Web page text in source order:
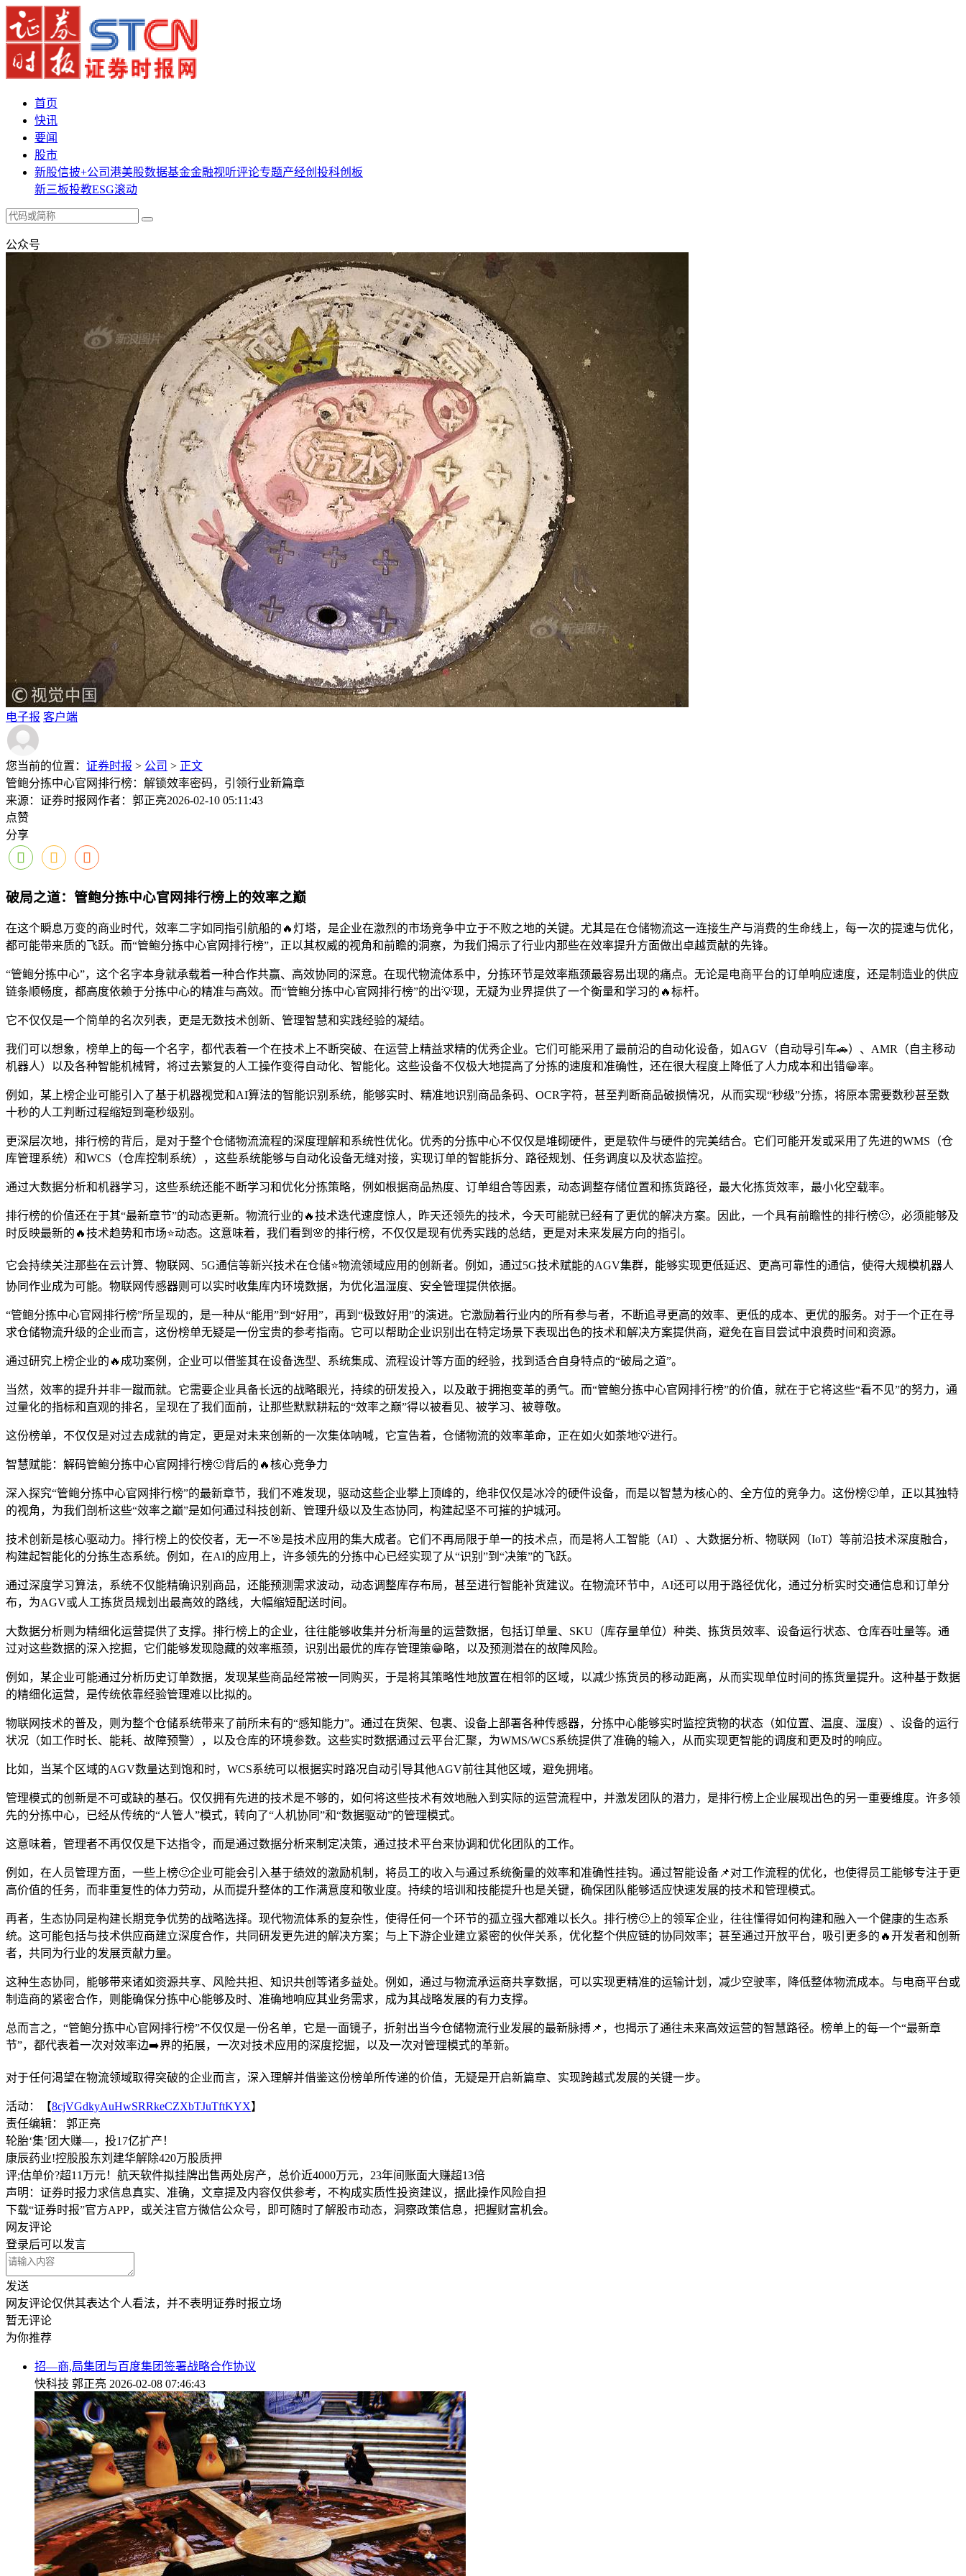
首页
快讯
要闻
股市
新股信披+公司港美股数据基金金融视听评论专题产经创投科创板
新三板投教ESG滚动
公众号
电子报 客户端
您当前的位置： 证券时报 > 公司 > 正文
管鲍分拣中心官网排行榜：解锁效率密码，引领行业新篇章
来源：证券时报网作者：郭正亮2026-02-10 05:11:43
点赞
分享
破局之道：管鲍分拣中心官网排行榜上的效率之巅
在这个瞬息万变的商业时代，效率二字如同指引航船的🔥灯塔，是企业在激烈的市场竞争中立于不败之地的关键。尤其是在仓储物流这一连接生产与消费的生命线上，每一次的提速与优化，
都可能带来质的飞跃。而“管鲍分拣中心官网排行榜”，正以其权威的视角和前瞻的洞察，为我们揭示了行业内那些在效率提升方面做出卓越贡献的先锋。
“管鲍分拣中心”，这个名字本身就承载着一种合作共赢、高效协同的深意。在现代物流体系中，分拣环节是效率瓶颈最容易出现的痛点。无论是电商平台的订单响应速度，还是制造业的供应
链条顺畅度，都高度依赖于分拣中心的精准与高效。而“管鲍分拣中心官网排行榜”的出💡现，无疑为业界提供了一个衡量和学习的🔥标杆。
它不仅仅是一个简单的名次列表，更是无数技术创新、管理智慧和实践经验的凝结。
我们可以想象，榜单上的每一个名字，都代表着一个在技术上不断突破、在运营上精益求精的优秀企业。它们可能采用了最前沿的自动化设备，如AGV（自动导引车🚗）、AMR（自主移动
机器人）以及各种智能机械臂，将过去繁复的人工操作变得自动化、智能化。这些设备不仅极大地提高了分拣的速度和准确性，还在很大程度上降低了人力成本和出错😁率。
例如，某上榜企业可能引入了基于机器视觉和AI算法的智能识别系统，能够实时、精准地识别商品条码、OCR字符，甚至判断商品破损情况，从而实现“秒级”分拣，将原本需要数秒甚至数
十秒的人工判断过程缩短到毫秒级别。
更深层次地，排行榜的背后，是对于整个仓储物流流程的深度理解和系统性优化。优秀的分拣中心不仅仅是堆砌硬件，更是软件与硬件的完美结合。它们可能开发或采用了先进的WMS（仓
库管理系统）和WCS（仓库控制系统），这些系统能够与自动化设备无缝对接，实现订单的智能拆分、路径规划、任务调度以及状态监控。
通过大数据分析和机器学习，这些系统还能不断学习和优化分拣策略，例如根据商品热度、订单组合等因素，动态调整存储位置和拣货路径，最大化拣货效率，最小化空载率。
排行榜的价值还在于其“最新章节”的动态更新。物流行业的🔥技术迭代速度惊人，昨天还领先的技术，今天可能就已经有了更优的解决方案。因此，一个具有前瞻性的排行榜🙂，必须能够及
时反映最新的🔥技术趋势和市场⭐动态。这意味着，我们看到🌸的排行榜，不仅仅是现有优秀实践的总结，更是对未来发展方向的指引。
它会持续关注那些在云计算、物联网、5G通信等新兴技术在仓储⭐物流领域应用的创新者。例如，通过5G技术赋能的AGV集群，能够实现更低延迟、更高可靠性的通信，使得大规模机器人
协同作业成为可能。物联网传感器则可以实时收集库内环境数据，为优化温湿度、安全管理提供依据。
“管鲍分拣中心官网排行榜”所呈现的，是一种从“能用”到“好用”，再到“极致好用”的演进。它激励着行业内的所有参与者，不断追寻更高的效率、更低的成本、更优的服务。对于一个正在寻
求仓储物流升级的企业而言，这份榜单无疑是一份宝贵的参考指南。它可以帮助企业识别出在特定场景下表现出色的技术和解决方案提供商，避免在盲目尝试中浪费时间和资源。
通过研究上榜企业的🔥成功案例，企业可以借鉴其在设备选型、系统集成、流程设计等方面的经验，找到适合自身特点的“破局之道”。
当然，效率的提升并非一蹴而就。它需要企业具备长远的战略眼光，持续的研发投入，以及敢于拥抱变革的勇气。而“管鲍分拣中心官网排行榜”的价值，就在于它将这些“看不见”的努力，通
过量化的指标和直观的排名，呈现在了我们面前，让那些默默耕耘的“效率之巅”得以被看见、被学习、被尊敬。
这份榜单，不仅仅是对过去成就的肯定，更是对未来创新的一次集体呐喊，它宣告着，仓储物流的效率革命，正在如火如荼地💡进行。
智慧赋能：解码管鲍分拣中心官网排行榜🙂背后的🔥核心竞争力
深入探究“管鲍分拣中心官网排行榜”的最新章节，我们不难发现，驱动这些企业攀上顶峰的，绝非仅仅是冰冷的硬件设备，而是以智慧为核心的、全方位的竞争力。这份榜🙂单，正以其独特
的视角，为我们剖析这些“效率之巅”是如何通过科技创新、管理升级以及生态协同，构建起坚不可摧的护城河。
技术创新是核心驱动力。排行榜上的佼佼者，无一不🎯是技术应用的集大成者。它们不再局限于单一的技术点，而是将人工智能（AI）、大数据分析、物联网（IoT）等前沿技术深度融合，
构建起智能化的分拣生态系统。例如，在AI的应用上，许多领先的分拣中心已经实现了从“识别”到“决策”的飞跃。
通过深度学习算法，系统不仅能精确识别商品，还能预测需求波动，动态调整库存布局，甚至进行智能补货建议。在物流环节中，AI还可以用于路径优化，通过分析实时交通信息和订单分
布，为AGV或人工拣货员规划出最高效的路线，大幅缩短配送时间。
大数据分析则为精细化运营提供了支撑。排行榜上的企业，往往能够收集并分析海量的运营数据，包括订单量、SKU（库存量单位）种类、拣货员效率、设备运行状态、仓库吞吐量等。通
过对这些数据的深入挖掘，它们能够发现隐藏的效率瓶颈，识别出最优的库存管理策😁略，以及预测潜在的故障风险。
例如，某企业可能通过分析历史订单数据，发现某些商品经常被一同购买，于是将其策略性地放置在相邻的区域，以减少拣货员的移动距离，从而实现单位时间的拣货量提升。这种基于数据
的精细化运营，是传统依靠经验管理难以比拟的。
物联网技术的普及，则为整个仓储系统带来了前所未有的“感知能力”。通过在货架、包裹、设备上部署各种传感器，分拣中心能够实时监控货物的状态（如位置、温度、湿度）、设备的运行
状况（如工作时长、能耗、故障预警），以及仓库的环境参数。这些实时数据通过云平台汇聚，为WMS/WCS系统提供了准确的输入，从而实现更智能的调度和更及时的响应。
比如，当某个区域的AGV数量达到饱和时，WCS系统可以根据实时路况自动引导其他AGV前往其他区域，避免拥堵。
管理模式的创新是不可或缺的基石。仅仅拥有先进的技术是不够的，如何将这些技术有效地融入到实际的运营流程中，并激发团队的潜力，是排行榜上企业展现出色的另一重要维度。许多领
先的分拣中心，已经从传统的“人管人”模式，转向了“人机协同”和“数据驱动”的管理模式。
这意味着，管理者不再仅仅是下达指令，而是通过数据分析来制定决策，通过技术平台来协调和优化团队的工作。
例如，在人员管理方面，一些上榜🙂企业可能会引入基于绩效的激励机制，将员工的收入与通过系统衡量的效率和准确性挂钩。通过智能设备📌对工作流程的优化，也使得员工能够专注于更
高价值的任务，而非重复性的体力劳动，从而提升整体的工作满意度和敬业度。持续的培训和技能提升也是关键，确保团队能够适应快速发展的技术和管理模式。
再者，生态协同是构建长期竞争优势的战略选择。现代物流体系的复杂性，使得任何一个环节的孤立强大都难以长久。排行榜🙂上的领军企业，往往懂得如何构建和融入一个健康的生态系
统。这可能包括与技术供应商建立深度合作，共同研发更先进的解决方案；与上下游企业建立紧密的伙伴关系，优化整个供应链的协同效率；甚至通过开放平台，吸引更多的🔥开发者和创新
者，共同为行业的发展贡献力量。
这种生态协同，能够带来诸如资源共享、风险共担、知识共创等诸多益处。例如，通过与物流承运商共享数据，可以实现更精准的运输计划，减少空驶率，降低整体物流成本。与电商平台或
制造商的紧密合作，则能确保分拣中心能够及时、准确地响应其业务需求，成为其战略发展的有力支撑。
总而言之，“管鲍分拣中心官网排行榜”不仅仅是一份名单，它是一面镜子，折射出当今仓储物流行业发展的最新脉搏📌，也揭示了通往未来高效运营的智慧路径。榜单上的每一个“最新章
节”，都代表着一次对效率边➡️界的拓展，一次对技术应用的深度挖掘，以及一次对管理模式的革新。
对于任何渴望在物流领域取得突破的企业而言，深入理解并借鉴这份榜单所传递的价值，无疑是开启新篇章、实现跨越式发展的关键一步。
活动：【8cjVGdkyAuHwSRRkeCZXbTJuTftKYX】
责任编辑： 郭正亮
轮胎‘集’团大赚—，投17亿扩产！
康辰药业!控股股东刘建华解除420万股质押
评;估单价?超11万元！航天软件拟挂牌出售两处房产，总价近4000万元，23年间账面大赚超13倍
声明：证券时报力求信息真实、准确，文章提及内容仅供参考，不构成实质性投资建议，据此操作风险自担
下载“证券时报”官方APP，或关注官方微信公众号，即可随时了解股市动态，洞察政策信息，把握财富机会。
网友评论
登录后可以发言
发送
网友评论仅供其表达个人看法，并不表明证券时报立场
暂无评论
为你推荐
招—商,局集团与百度集团签署战略合作协议
快科技 郭正亮 2026-02-08 07:46:43